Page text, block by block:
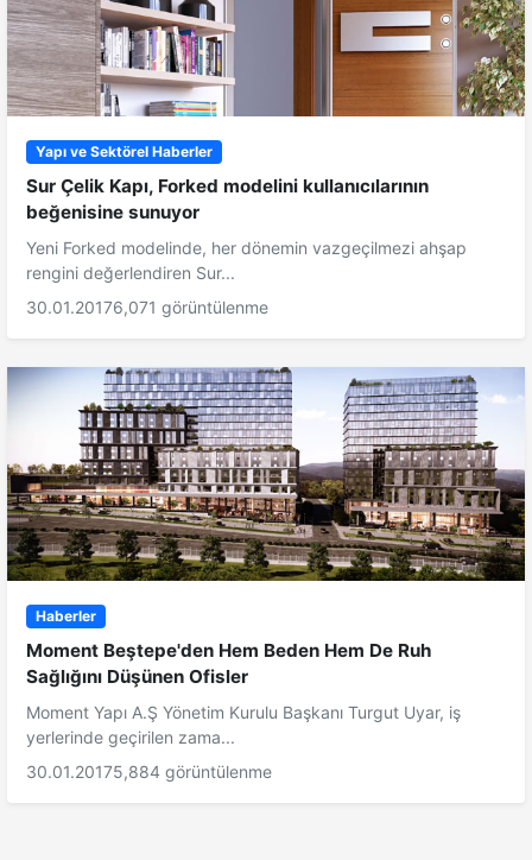
Yapı ve Sektörel Haberler
Sur Çelik Kapı, Forked modelini kullanıcılarının
beğenisine sunuyor
Yeni Forked modelinde, her dönemin vazgeçilmezi ahşap
rengini değerlendiren Sur...
30.01.20176,071 görüntülenme
Haberler
Moment Beştepe'den Hem Beden Hem De Ruh
Sağlığını Düşünen Ofisler
Moment Yapı A.Ş Yönetim Kurulu Başkanı Turgut Uyar, iş
yerlerinde geçirilen zama...
30.01.20175,884 görüntülenme